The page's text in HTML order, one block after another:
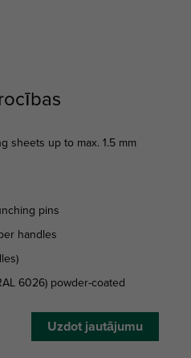
sheets up to max. 1.5 mm
pins
handles
6026) powder-coated
Uzdot jautājumu